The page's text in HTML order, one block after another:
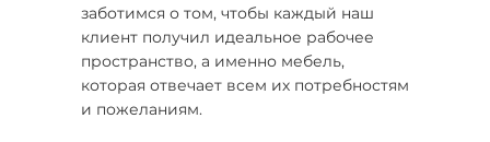
заботимся о том, чтобы каждый наш
клиент получил идеальное рабочее
пространство, а именно мебель,
которая отвечает всем их потребностям
и пожеланиям.